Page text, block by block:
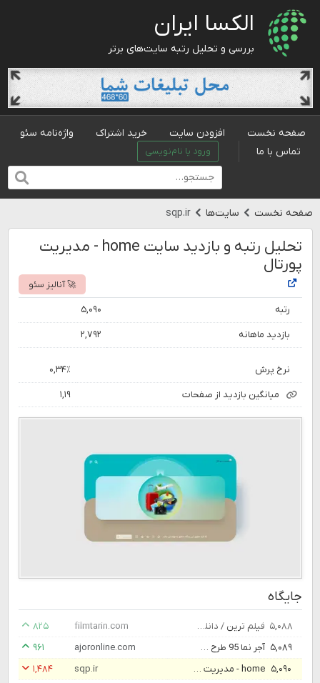
الکسا ایران
بررسی و تحلیل رتبه سایت‌های برتر
صفحه نخست افزودن سایت خرید اشتراک
واژه‌نامه سئو
تماس با ما
ورود یا نام‌نویسی
صفحه نخست سایت‌ها sqp.ir
تحلیل رتبه و بازدید سایت home - مدیریت
پورتال
🚀 آنالیز سئو
رتبه ۵,۰۹۰
بازدید ماهانه ۲,۷۹۲
نرخ پرش ۰,۳۴٪
میانگین بازدید از صفحات ۱,۱۹
جایگاه
۵,۰۸۸ فیلم ترین / دانلود جدیدترین فیلم ها filmtarin.com
۸۲۵
۵,۰۸۹
آجر نما 95 طرح 🧱| قیمت انواع آجر نما ساختمان (آذر 1404) ajoronline.com
۹۶۱
۵,۰۹۰
home - مدیریت پورتال sqp.ir
۱,۴۸۴